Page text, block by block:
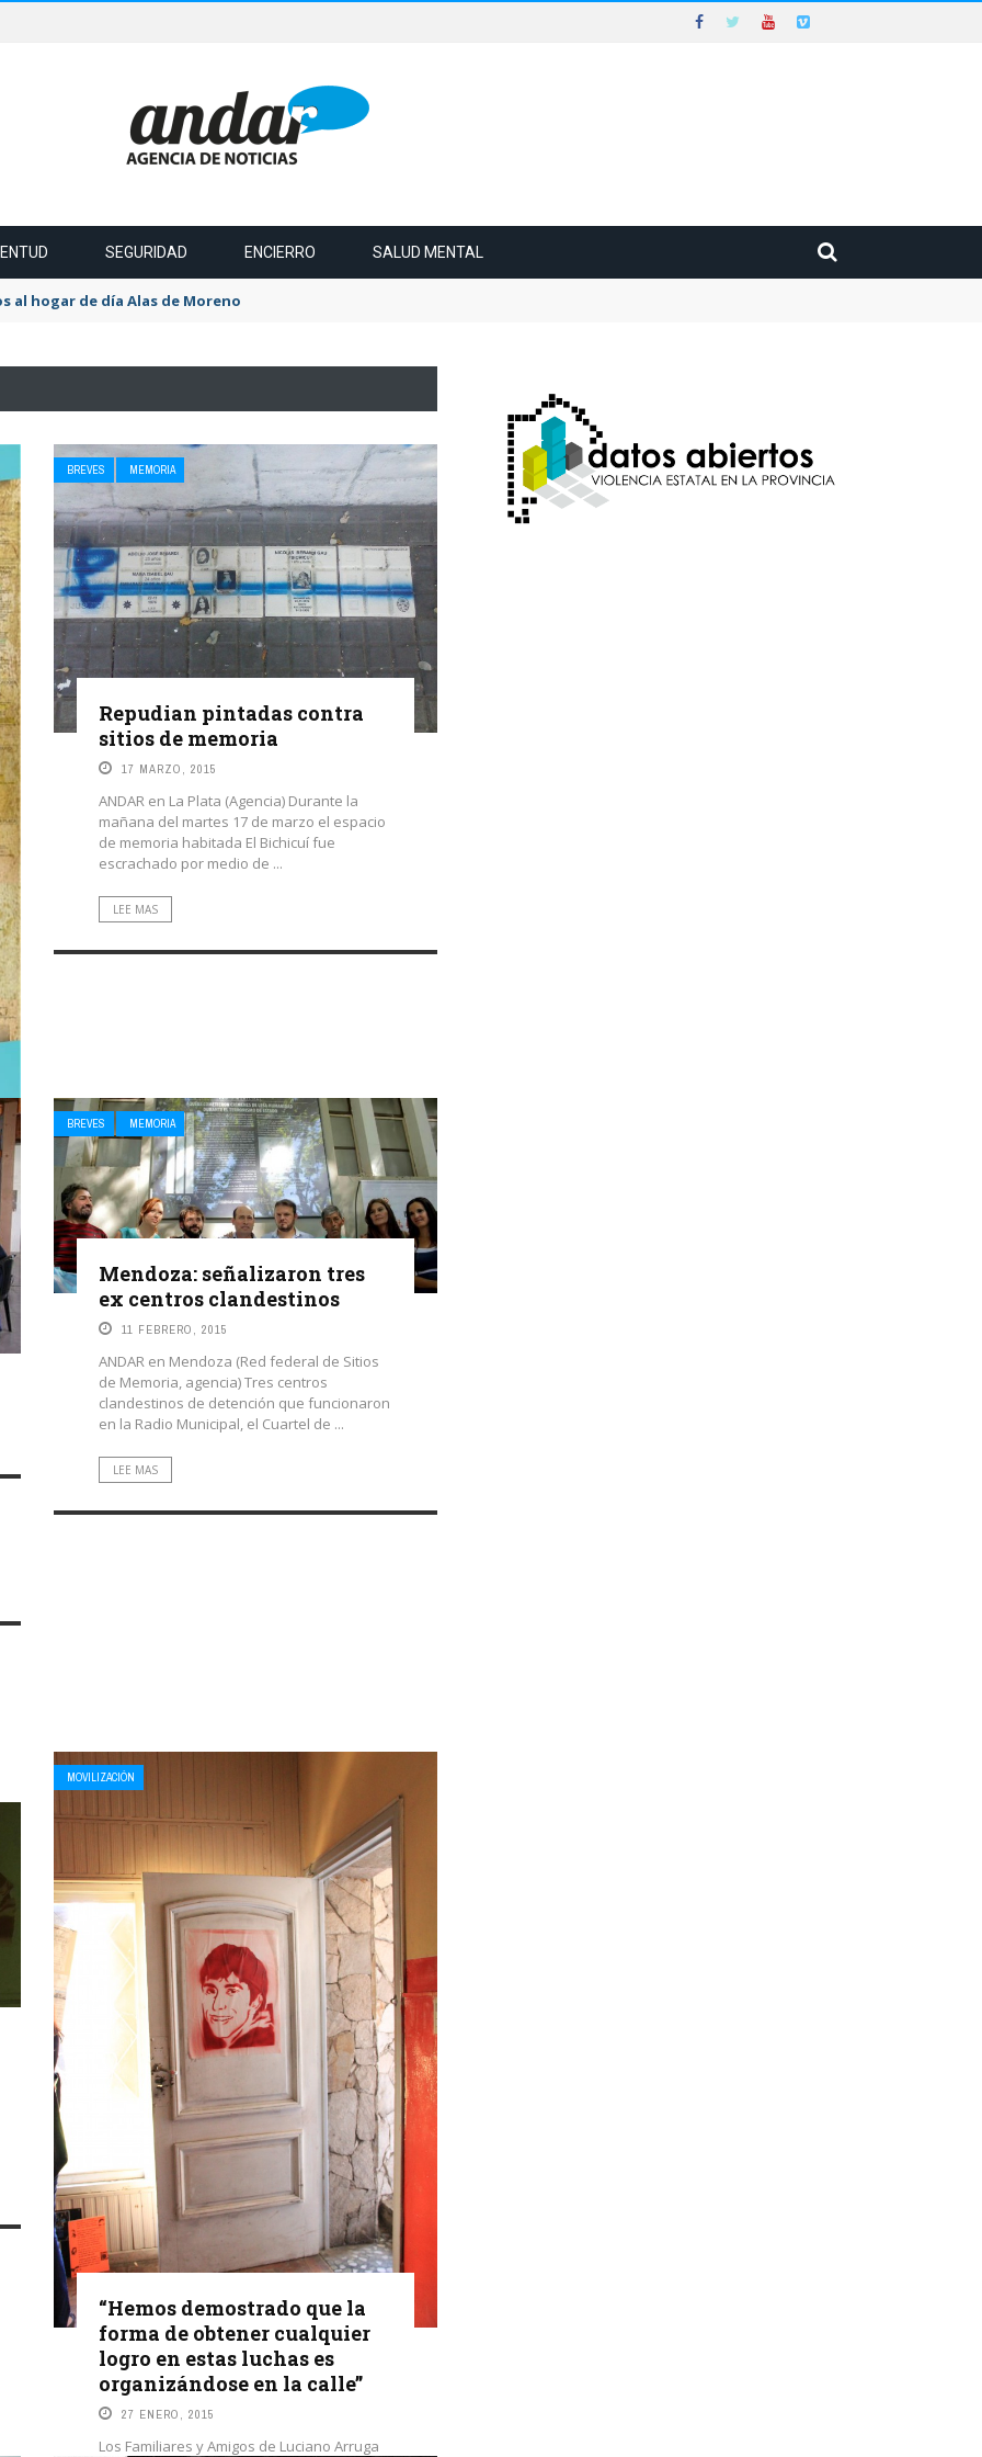
SEGURIDAD ENCIERRO SALUD MENTAL
al hogar de día Alas de Moreno
BREVES MEMORIA
Repudian pintadas contra
sitios de memoria
17 MARZO, 2015
ANDAR en La Plata (Agencia) Durante la
mañana del martes 17 de marzo el espacio
de memoria habitada El Bichicuí fue
escrachado por medio de ...
LEE MAS
BREVES MEMORIA
Mendoza: señalizaron tres
ex centros clandestinos
11 FEBRERO, 2015
ANDAR en Mendoza (Red federal de Sitios
de Memoria, agencia) Tres centros
clandestinos de detención que funcionaron
en la Radio Municipal, el Cuartel de ...
LEE MAS
MOVILIZACIÓN
“Hemos demostrado que la
forma de obtener cualquier
logro en estas luchas es
organizándose en la calle”
27 ENERO, 2015
Los Familiares y Amigos de Luciano Arruga